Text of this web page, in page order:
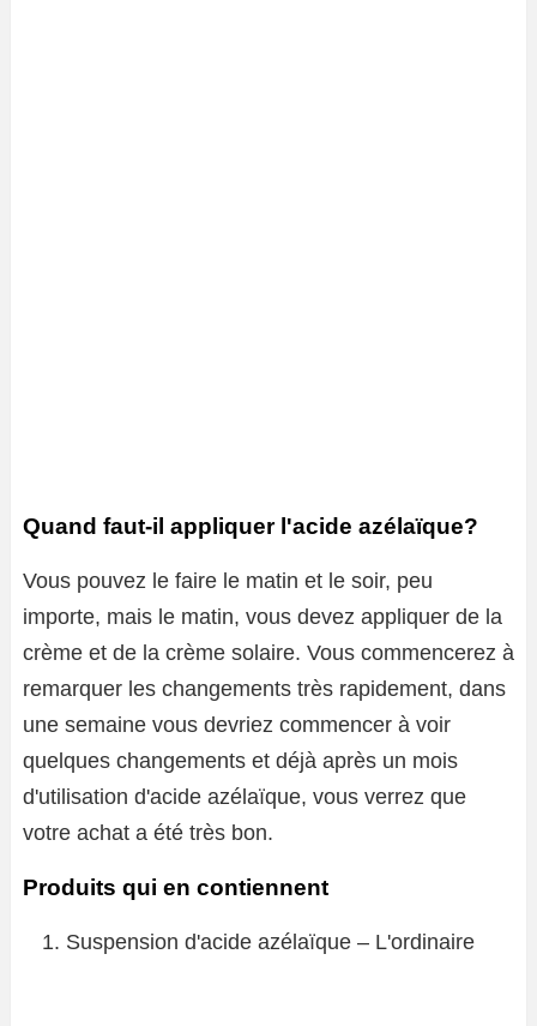
Quand faut-il appliquer l'acide azélaïque?
Vous pouvez le faire le matin et le soir, peu
importe, mais le matin, vous devez appliquer de la
crème et de la crème solaire. Vous commencerez à
remarquer les changements très rapidement, dans
une semaine vous devriez commencer à voir
quelques changements et déjà après un mois
d'utilisation d'acide azélaïque, vous verrez que
votre achat a été très bon.
Produits qui en contiennent
Suspension d'acide azélaïque – L'ordinaire